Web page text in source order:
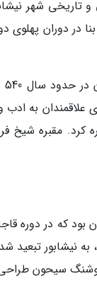
و تاریخی شهر
علاقمندان به
کرد. مقبره
بود که در دوره
به نیشابور
هوشنگ سیحون